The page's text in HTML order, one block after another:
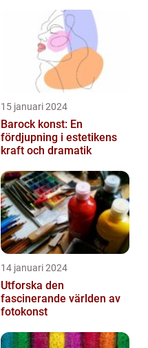
15 januari 2024
Barock konst: En
fördjupning i estetikens
kraft och dramatik
14 januari 2024
Utforska den
fascinerande världen av
fotokonst